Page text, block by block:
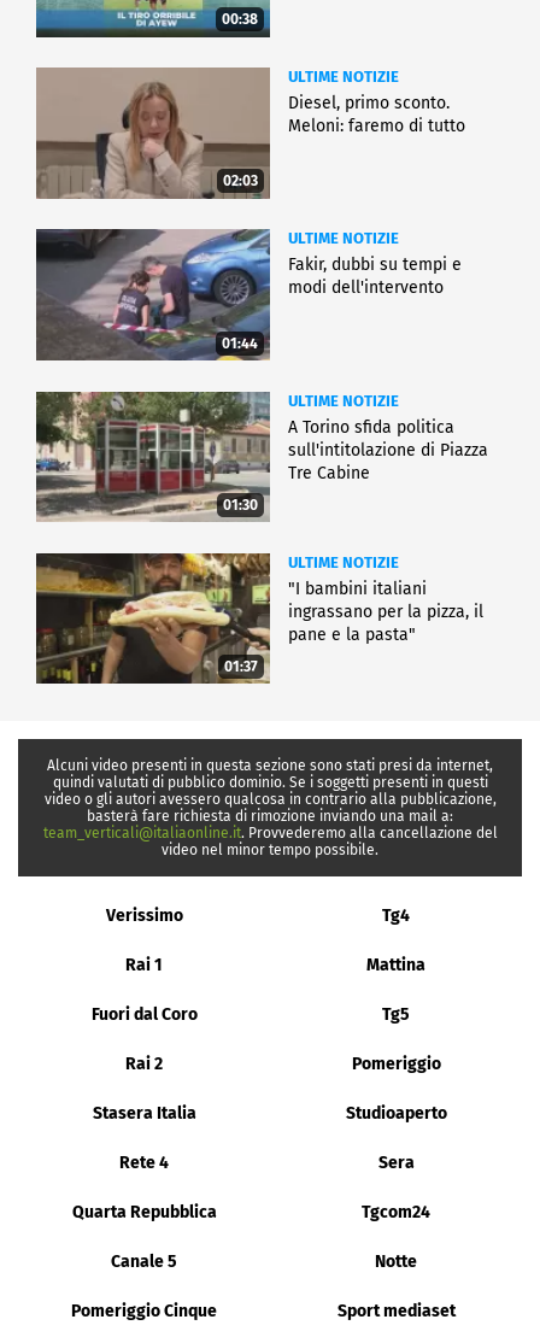
00:38
02:03
ULTIME NOTIZIE
Diesel, primo sconto.
Meloni: faremo di tutto
01:44
ULTIME NOTIZIE
Fakir, dubbi su tempi e
modi dell'intervento
01:30
ULTIME NOTIZIE
A Torino sfida politica
sull'intitolazione di Piazza
Tre Cabine
01:37
ULTIME NOTIZIE
"I bambini italiani
ingrassano per la pizza, il
pane e la pasta"
Alcuni video presenti in questa sezione sono stati presi da internet,
quindi valutati di pubblico dominio. Se i soggetti presenti in questi
video o gli autori avessero qualcosa in contrario alla pubblicazione,
basterà fare richiesta di rimozione inviando una mail a:
team_verticali@italiaonline.it. Provvederemo alla cancellazione del
video nel minor tempo possibile.
Verissimo Tg4
Rai 1 Mattina
Fuori dal Coro Tg5
Rai 2 Pomeriggio
Stasera Italia Studioaperto
Rete 4 Sera
Quarta Repubblica Tgcom24
Canale 5 Notte
Pomeriggio Cinque Sport mediaset